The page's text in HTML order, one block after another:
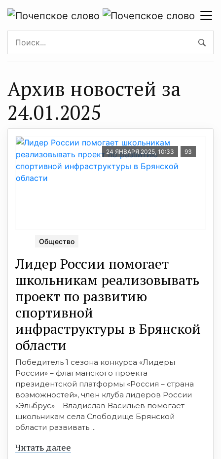
Архив новостей за
24.01.2025
24 ЯНВАРЯ 2025, 10:33 93
Общество
Лидер России помогает
школьникам реализовывать
проект по развитию
спортивной
инфраструктуры в Брянской
области
Победитель 1 сезона конкурса «Лидеры
России» – флагманского проекта
президентской платформы «Россия – страна
возможностей», член клуба лидеров России
«Эльбрус» – Владислав Васильев помогает
школьникам села Слободище Брянской
области развивать ...
Читать далее